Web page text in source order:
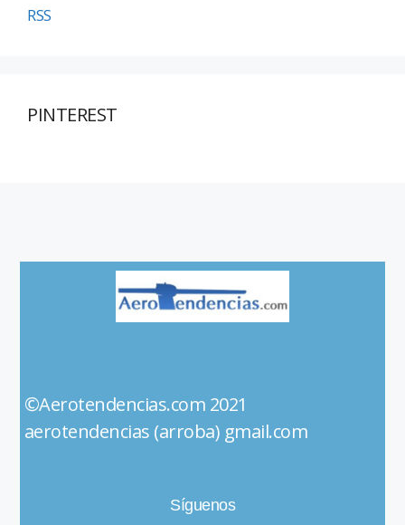
RSS
PINTEREST
©Aerotendencias.com 2021
aerotendencias (arroba) gmail.com
Síguenos